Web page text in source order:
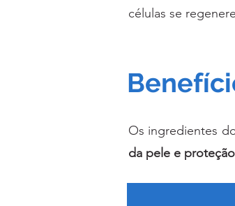
células se
Os ingredientes
da pele e